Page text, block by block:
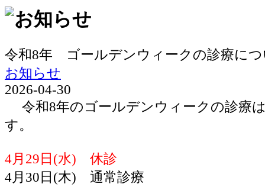
令和8年 ゴールデンウィークの診療に
お知らせ
2026-04-30
令和8年のゴールデンウィークの診療
す。
4月29日(水) 休診
4月30日(木) 通常診療